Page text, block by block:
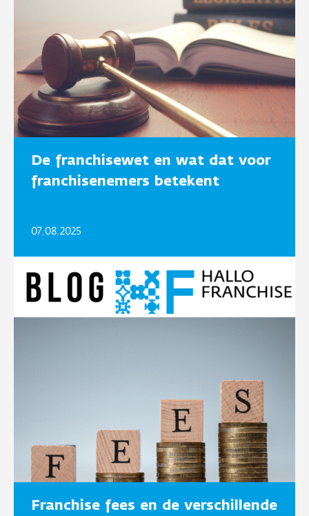
De franchisewet en wat dat voor
franchisenemers betekent
07.08.2025
Franchise fees en de verschillende